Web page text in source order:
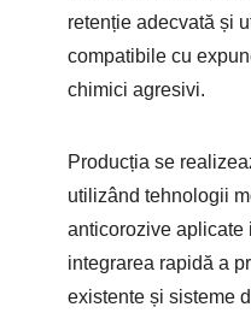
retenție adecvată și
compatibile cu
chimici agresivi.
Producția se
utilizând tehnologii
anticorozive aplicate
integrarea rapidă a
existente și sisteme